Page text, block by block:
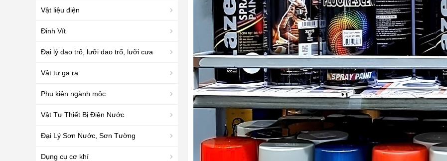
Vật liệu điện
Đinh Vít
Đại lý dao trổ, lưỡi dao trổ, lưỡi cưa
Vật tư ga ra
Phụ kiện ngành mộc
Vật Tư Thiết Bị Điện Nước
Đại Lý Sơn Nước, Sơn Tường
Dụng cụ cơ khí